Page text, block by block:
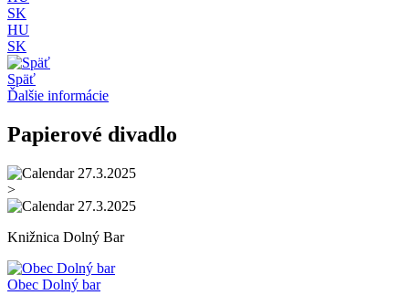
SK
HU
SK
Späť
Ďalšie informácie
Papierové divadlo
27.3.2025
>
27.3.2025
Knižnica Dolný Bar
Obec Dolný bar